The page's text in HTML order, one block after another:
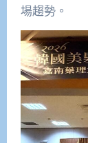
場趨勢。